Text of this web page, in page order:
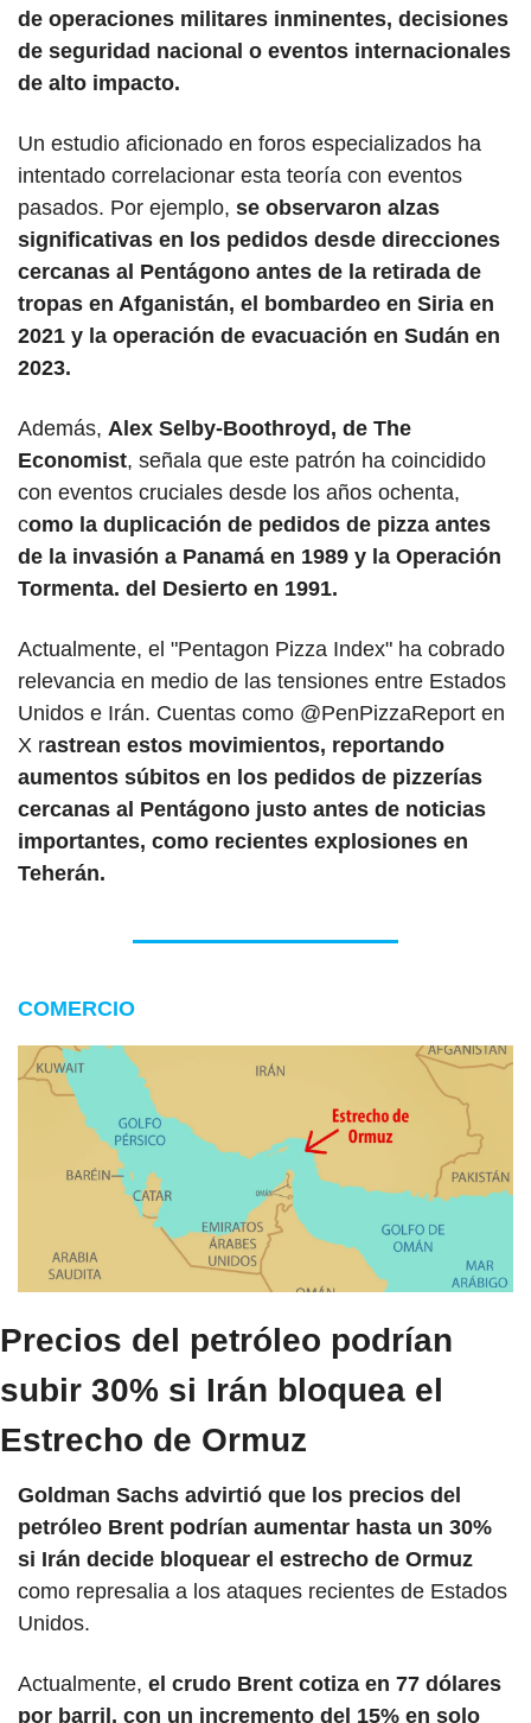
de operaciones militares inminentes, decisiones
de seguridad nacional o eventos internacionales
de alto impacto.
Un estudio aficionado en foros especializados ha
intentado correlacionar esta teoría con eventos
pasados. Por ejemplo, se observaron alzas
significativas en los pedidos desde direcciones
cercanas al Pentágono antes de la retirada de
tropas en Afganistán, el bombardeo en Siria en
2021 y la operación de evacuación en Sudán en
2023.
Además, Alex Selby-Boothroyd, de The
Economist, señala que este patrón ha coincidido
con eventos cruciales desde los años ochenta,
como la duplicación de pedidos de pizza antes
de la invasión a Panamá en 1989 y la Operación
Tormenta. del Desierto en 1991.
Actualmente, el "Pentagon Pizza Index" ha cobrado
relevancia en medio de las tensiones entre Estados
Unidos e Irán. Cuentas como @PenPizzaReport en
X rastrean estos movimientos, reportando
aumentos súbitos en los pedidos de pizzerías
cercanas al Pentágono justo antes de noticias
importantes, como recientes explosiones en
Teherán.
COMERCIO
Precios del petróleo podrían
subir 30% si Irán bloquea el
Estrecho de Ormuz
Goldman Sachs advirtió que los precios del
petróleo Brent podrían aumentar hasta un 30%
como represalia a los ataques recientes de Estados
Unidos.
Actualmente, el crudo Brent cotiza en 77 dólares
por barril, con un incremento del 15% en solo